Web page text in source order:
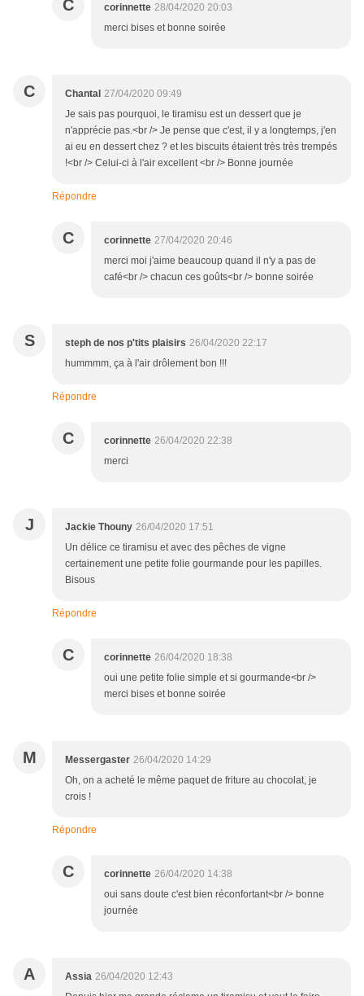
C corinnette 28/04/2020 20:03
merci bises et bonne soirée
C Chantal 27/04/2020 09:49
Je sais pas pourquoi, le tiramisu est un dessert que je
n'apprécie pas.<br /> Je pense que c'est, il y a longtemps, j'en
ai eu en dessert chez ? et les biscuits étaient très très trempés
!<br /> Celui-ci à l'air excellent <br /> Bonne journée
Répondre
C corinnette 27/04/2020 20:46
merci moi j'aime beaucoup quand il n'y a pas de
café<br /> chacun ces goûts<br /> bonne soirée
S steph de nos p'tits plaisirs 26/04/2020 22:17
hummmm, ça à l'air drôlement bon !!!
Répondre
C corinnette 26/04/2020 22:38
merci
J Jackie Thouny 26/04/2020 17:51
Un délice ce tiramisu et avec des pêches de vigne
certainement une petite folie gourmande pour les papilles.
Bisous
Répondre
C corinnette 26/04/2020 18:38
oui une petite folie simple et si gourmande<br />
merci bises et bonne soirée
M Messergaster 26/04/2020 14:29
Oh, on a acheté le même paquet de friture au chocolat, je
crois !
Répondre
C corinnette 26/04/2020 14:38
oui sans doute c'est bien réconfortant<br /> bonne
journée
A Assia 26/04/2020 12:43